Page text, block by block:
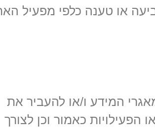
או טענה כלפי מפעיל
המידע ו/או להעביר את
כאמור וכן לצורך